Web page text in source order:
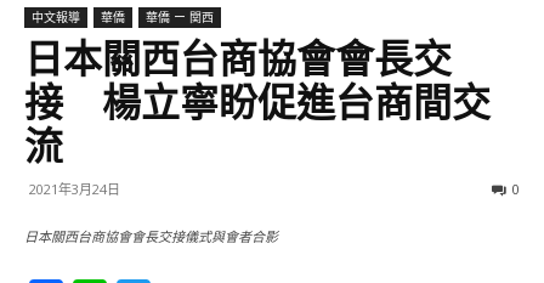
中文報導 華僑 華僑 ー 関西
日本關西台商協會會長交
接 楊立寧盼促進台商間交
流
2021年3月24日 0
日本關西台商協會會長交接儀式與會者合影